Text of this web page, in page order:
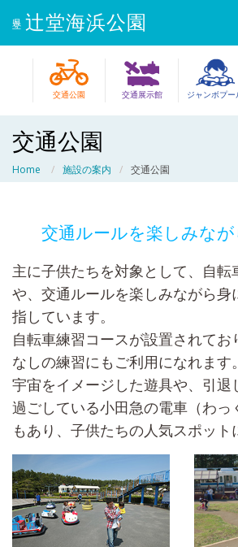
辻堂海浜公園
交通公園 交通展示館 ジャンボプー
交通公園
Home 施設の案内 交通公園
交通ルールを楽しみなが
主に子供たちを対象として、自転
や、交通ルールを楽しみながら身
指しています。
自転車練習コースが設置されてお
なしの練習にもご利用になれます。
宇宙をイメージした遊具や、引退
過ごしている小田急の電車（わっ
もあり、子供たちの人気スポット